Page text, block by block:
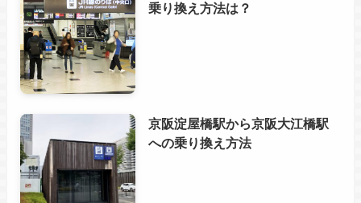
乗り換え方法は？
京阪淀屋橋駅から京阪大江橋駅
への乗り換え方法